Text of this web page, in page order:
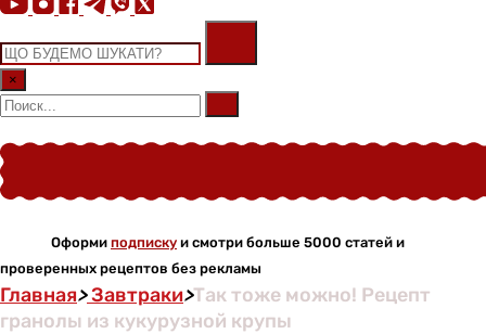
×
Оформи подписку и смотри больше 5000 статей и
проверенных рецептов без рекламы
Главная>Завтраки>Так тоже можно! Рецепт
гранолы из кукурузной крупы